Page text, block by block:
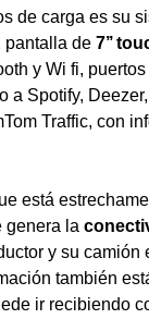
de carga es su
pantalla de 7’’
y Wi fi,
Spotify,
Traffic, con
está
genera la
y su camión
también
ir recibiendo